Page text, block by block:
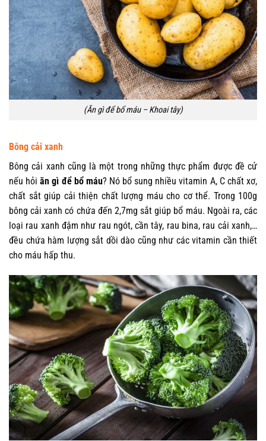
(Ăn gì để bổ máu – Khoai tây)
Bông cải xanh
Bông cải xanh cũng là một trong những thực phẩm được đề cử
nếu hỏi ăn gì để bổ máu? Nó bổ sung nhiều vitamin A, C chất xơ,
chất sắt giúp cải thiện chất lượng máu cho cơ thể. Trong 100g
bông cải xanh có chứa đến 2,7mg sắt giúp bổ máu. Ngoài ra, các
loại rau xanh đậm như rau ngót, cần tây, rau bina, rau cải xanh,…
đều chứa hàm lượng sắt dồi dào cũng như các vitamin cần thiết
cho máu hấp thu.